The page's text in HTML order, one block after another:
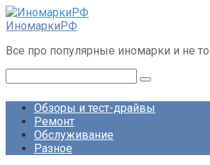
Перейти
к
ИномаркиРФ
Все про популярные иномарки и не
Обзоры и тест-драйвы
Ремонт
Обслуживание
Разное